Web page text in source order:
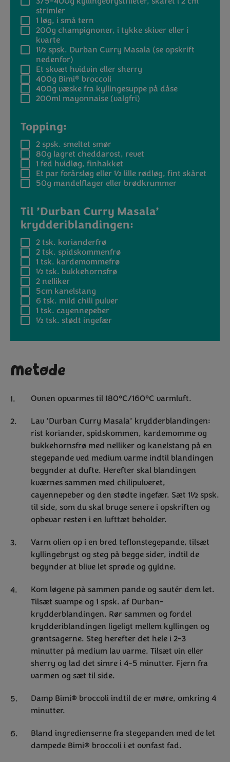
strimler
1 løg, i små tern
200g champignoner, i tykke skiver eller i
kvarte
1½ spsk. Durban Curry Masala (se opskrift
nedenfor)
Et skvæt hvidvin eller sherry
400g Bimi® broccoli
400g væske fra kyllingesuppe på dåse
200ml mayonnaise (valgfri)
Topping:
2 spsk. smeltet smør
80g lagret cheddarost, revet
1 fed hvidløg, finhakket
Et par forårsløg eller ½ lille rødløg, fint skåret
50g mandelflager eller brødkrummer
Til ’Durban Curry Masala’
krydderiblandingen:
2 tsk. korianderfrø
2 tsk. spidskommenfrø
1 tsk. kardemommefrø
½ tsk. bukkehornsfrø
2 nelliker
5cm kanelstang
6 tsk. mild chili pulver
1 tsk. cayennepeber
½ tsk. stødt ingefær
Metode
Ovnen opvarmes til 180°C/160°C varmluft.
Lav ’Durban Curry Masala’ krydderblandingen:
rist koriander, spidskommen, kardemomme og
bukkehornsfrø med nelliker og kanelstang på en
stegepande ved medium varme indtil blandingen
begynder at dufte. Herefter skal blandingen
kværnes sammen med chilipulveret,
cayennepeber og den stødte ingefær. Sæt 1½ spsk.
til side, som du skal bruge senere i opskriften og
opbevar resten i en lufttæt beholder.
Varm olien op i en bred teflonstegepande, tilsæt
kyllingebryst og steg på begge sider, indtil de
begynder at blive let sprøde og gyldne.
Kom løgene på sammen pande og sautér dem let.
Tilsæt svampe og 1 spsk. af Durban-
krydderblandingen. Rør sammen og fordel
krydderiblandingen ligeligt mellem kyllingen og
grøntsagerne. Steg herefter det hele i 2-3
minutter på medium lav varme. Tilsæt vin eller
sherry og lad det simre i 4-5 minutter. Fjern fra
varmen og sæt til side.
Damp Bimi® broccoli indtil de er møre, omkring 4
minutter.
Bland ingredienserne fra stegepanden med de let
dampede Bimi® broccoli i et ovnfast fad.